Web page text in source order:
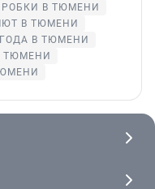
В ТЮМЕНИ
В ТЮМЕНИ
В ТЮМЕНИ
ТЮМЕНИ